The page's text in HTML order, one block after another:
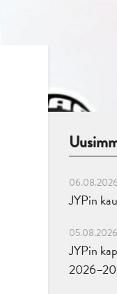
06.08.2026
JYPin
05.08.2026
JYPin